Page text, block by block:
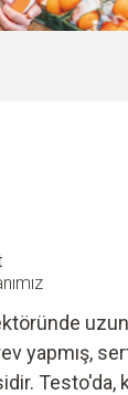
yapmış,
Testo'da,